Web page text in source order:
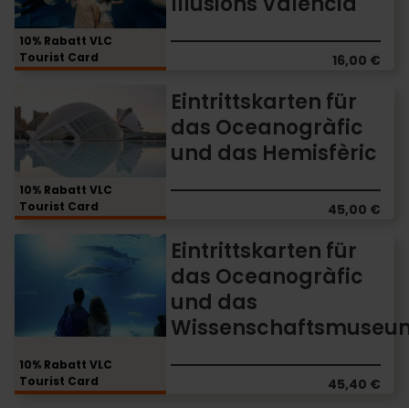
10% Rabatt VLC
Tourist Card
16,00 €
of
Illusions
Valencia
10% Rabatt VLC
Tourist Card
Eintrittskarten für
das Oceanogràfic
und das Hemisfèric
45,00 €
für
das
Oceanogràfic
und
das
Hemisfèric
10% Rabatt VLC
Tourist Card
Eintrittskarten für
das Oceanogràfic
und das
45,40 €
Eintrittskarten
Oceanogràfic
das
Wissenschaftsmuseum